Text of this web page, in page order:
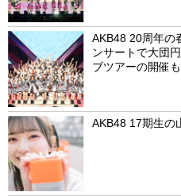
AKB48 20周年の
ンサートで大団
ブツアーの開催も
AKB48 17期生の